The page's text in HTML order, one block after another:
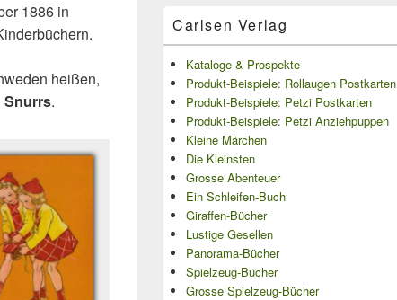
1886 in
heißen,
Snurrs.
Carlsen Verlag
Kataloge & Prospekte
Produkt-Beispiele: Rollaugen Postkarten
Produkt-Beispiele: Petzi Postkarten
Produkt-Beispiele: Petzi Anziehpuppen
Kleine Märchen
Die Kleinsten
Grosse Abenteuer
Ein Schleifen-Buch
Giraffen-Bücher
Lustige Gesellen
Panorama-Bücher
Spielzeug-Bücher
Grosse Spielzeug-Bücher